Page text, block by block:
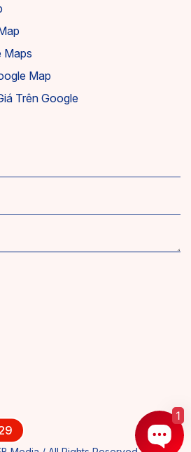
Maps
Map
Trên Google
1